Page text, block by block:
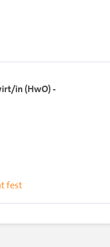
in (HwO) -
fest